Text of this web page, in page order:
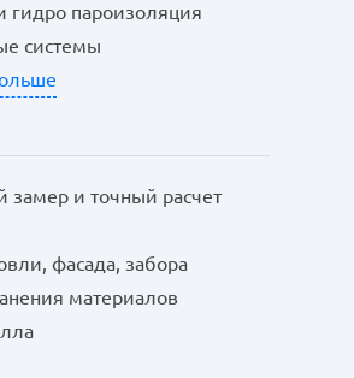
гидро пароизоляция
системы
замер и точный расчет
фасада, забора
материалов